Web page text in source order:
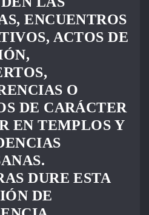
ENCUENTROS
ACTOS DE
O
DE CARÁCTER
EN TEMPLOS Y
DURE ESTA
DE